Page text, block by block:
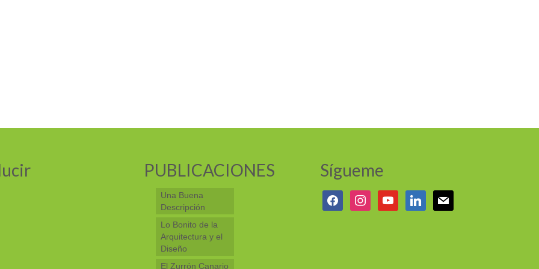
PUBLICACIONES
Una Buena
Descripción
Lo Bonito de la
Arquitectura y el
Diseño
El Zurrón Canario
Sígueme
facebookinstagramyoutube linkedin mail